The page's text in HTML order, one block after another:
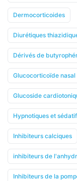
Dermocorticoides
Diurétiques
Dérivés de
Glucocorticoïde nasal
Glucoside
Hypnotiques et
Inhibiteurs calciques
inhibiteurs de
Inhibiteurs de la